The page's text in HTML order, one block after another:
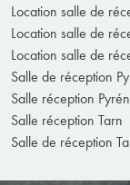
Location salle de
Location salle de
Location salle de
Salle de réception
Salle réception
Salle réception Tarn
Salle de réception